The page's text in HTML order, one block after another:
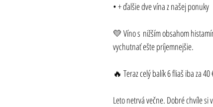
• + ďalšie dve vína z našej ponuky
💛 Víno s nižším obsahom
vychutnať ešte príjemnejšie.
🔥 Teraz celý balík 6 fliaš iba za 40
Leto netrvá večne. Dobré chvíle si